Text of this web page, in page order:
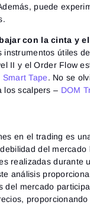
puede
con la cinta y
instrumentos útiles
II y el Order Flow
Smart Tape. No se
los scalpers – DOM
en el trading es
del mercado
realizadas durante
análisis
del mercado